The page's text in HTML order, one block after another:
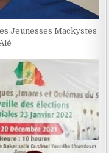
Jeunesses Mackystes